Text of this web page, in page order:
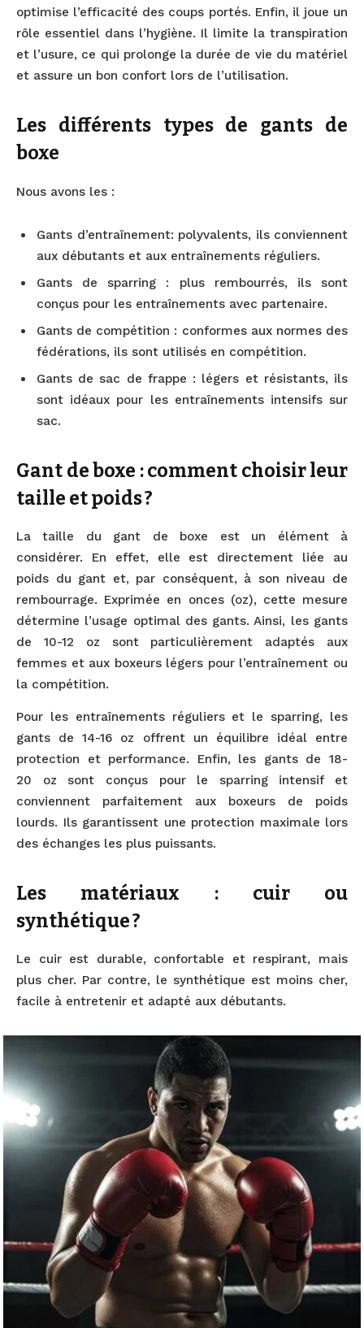
optimise l’efficacité des coups portés. Enfin, il joue un
rôle essentiel dans l’hygiène. Il limite la transpiration
et l’usure, ce qui prolonge la durée de vie du matériel
et assure un bon confort lors de l’utilisation.
Les différents types de gants de
boxe
Nous avons les :
Gants d’entraînement: polyvalents, ils conviennent
aux débutants et aux entraînements réguliers.
Gants de sparring : plus rembourrés, ils sont
conçus pour les entraînements avec partenaire.
Gants de compétition : conformes aux normes des
fédérations, ils sont utilisés en compétition.
Gants de sac de frappe : légers et résistants, ils
sont idéaux pour les entraînements intensifs sur
sac.
Gant de boxe : comment choisir leur
taille et poids ?
La taille du gant de boxe est un élément à
considérer. En effet, elle est directement liée au
poids du gant et, par conséquent, à son niveau de
rembourrage. Exprimée en onces (oz), cette mesure
détermine l’usage optimal des gants. Ainsi, les gants
de 10-12 oz sont particulièrement adaptés aux
femmes et aux boxeurs légers pour l’entraînement ou
la compétition.
Pour les entraînements réguliers et le sparring, les
gants de 14-16 oz offrent un équilibre idéal entre
protection et performance. Enfin, les gants de 18-
20 oz sont conçus pour le sparring intensif et
conviennent parfaitement aux boxeurs de poids
lourds. Ils garantissent une protection maximale lors
des échanges les plus puissants.
Les matériaux : cuir ou
synthétique ?
Le cuir est durable, confortable et respirant, mais
plus cher. Par contre, le synthétique est moins cher,
facile à entretenir et adapté aux débutants.